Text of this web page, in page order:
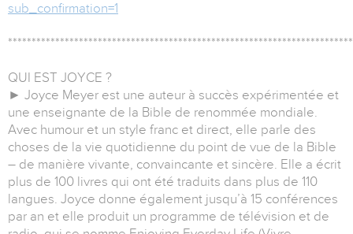
sub_confirmation=1
QUI EST JOYCE ?
► Joyce Meyer est une auteur à succès expérimentée et
une enseignante de la Bible de renommée mondiale.
Avec humour et un style franc et direct, elle parle des
choses de la vie quotidienne du point de vue de la Bible
– de manière vivante, convaincante et sincère. Elle a écrit
plus de 100 livres qui ont été traduits dans plus de 110
langues. Joyce donne également jusqu’à 15 conférences
par an et elle produit un programme de télévision et de